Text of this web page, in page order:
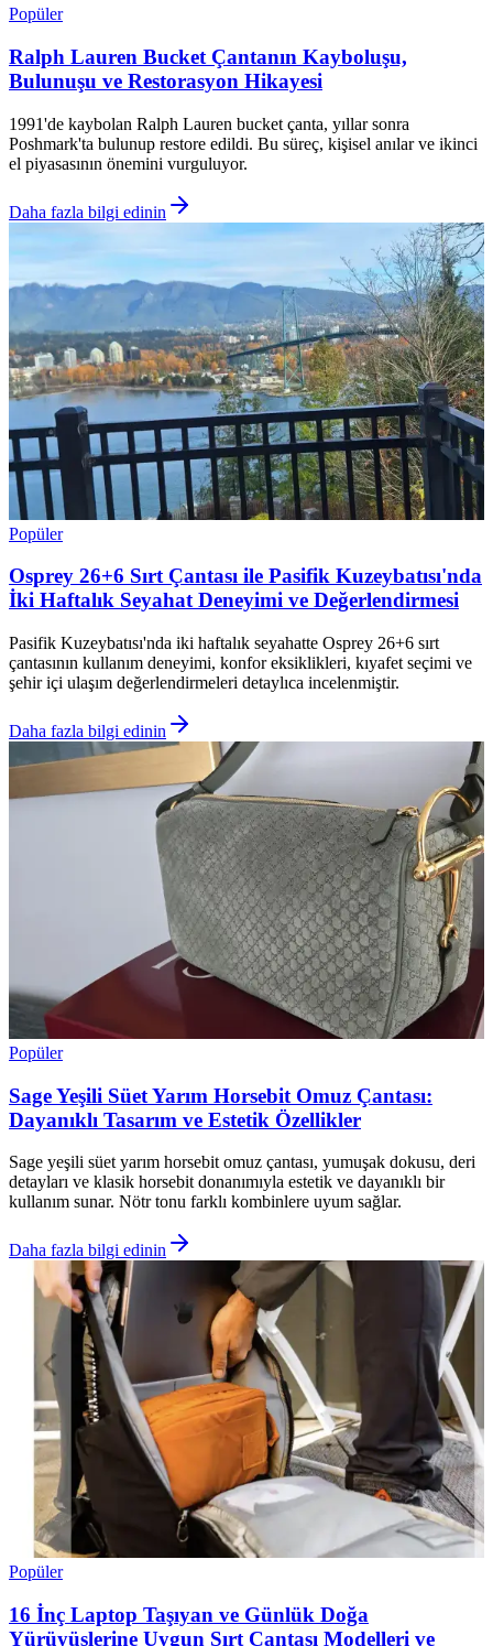
Popüler
Ralph Lauren Bucket Çantanın Kayboluşu,
Bulunuşu ve Restorasyon Hikayesi
1991'de kaybolan Ralph Lauren bucket çanta, yıllar sonra
Poshmark'ta bulunup restore edildi. Bu süreç, kişisel anılar ve ikinci
el piyasasının önemini vurguluyor.
Daha fazla bilgi edinin
Popüler
Osprey 26+6 Sırt Çantası ile Pasifik Kuzeybatısı'nda
İki Haftalık Seyahat Deneyimi ve Değerlendirmesi
Pasifik Kuzeybatısı'nda iki haftalık seyahatte Osprey 26+6 sırt
çantasının kullanım deneyimi, konfor eksiklikleri, kıyafet seçimi ve
şehir içi ulaşım değerlendirmeleri detaylıca incelenmiştir.
Daha fazla bilgi edinin
Popüler
Sage Yeşili Süet Yarım Horsebit Omuz Çantası:
Dayanıklı Tasarım ve Estetik Özellikler
Sage yeşili süet yarım horsebit omuz çantası, yumuşak dokusu, deri
detayları ve klasik horsebit donanımıyla estetik ve dayanıklı bir
kullanım sunar. Nötr tonu farklı kombinlere uyum sağlar.
Daha fazla bilgi edinin
Popüler
16 İnç Laptop Taşıyan ve Günlük Doğa
Yürüyüşlerine Uygun Sırt Çantası Modelleri ve